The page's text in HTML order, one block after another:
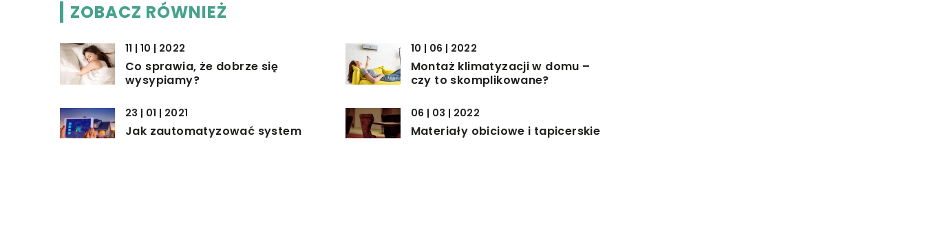
ZOBACZ RÓWNIEŻ
11 | 10 | 2022
Co sprawia, że dobrze się
wysypiamy?
10 | 06 | 2022
Montaż klimatyzacji w domu –
czy to skomplikowane?
23 | 01 | 2021
Jak zautomatyzować system
06 | 03 | 2022
Materiały obiciowe i tapicerskie